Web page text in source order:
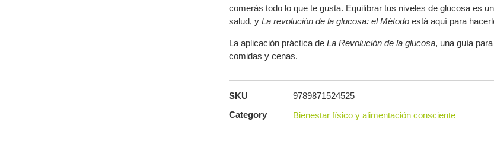
comerás todo lo que te gusta. Equilibrar tus niveles de glucosa es
salud, y La revolución de la glucosa: el Métodoestá aquí para
La aplicación práctica de La Revolución de la glucosa, una guía
comidas y cenas.
SKU
9789871524525
Category
Bienestar físico y alimentación consciente